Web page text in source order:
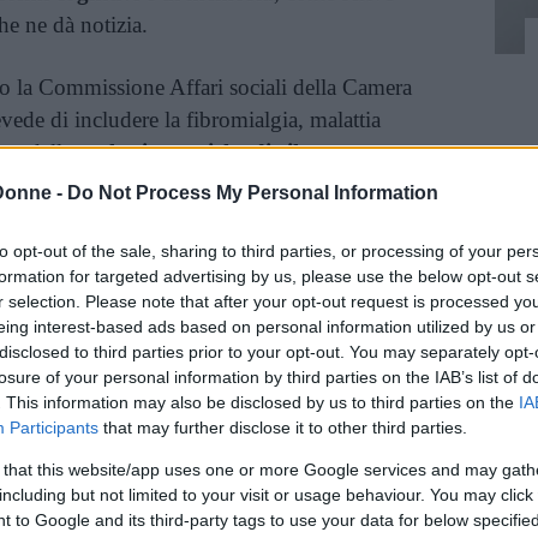
- Do Not Process My Personal Information
opt-out of the sale, sharing to third parties, or processing of your
for targeted advertising by us, please use the below opt-out
selection. Please note that after your opt-out request is processed
interest-based ads based on personal information utilized by us
to third parties prior to your opt-out. You may separately
of your personal information by third parties on the IAB’s list of
This information may also be disclosed by us to third parties on the
Participants that may further disclose it to other third parties.
that this website/app uses one or more Google services and may
but not limited to your visit or usage behaviour. You may
to Google and its third-party tags to use your data for below
ne dà notizia.
la Commissione Affari sociali della Camera
di includere la fibromialgia, malattia
dellemalattie croniche di rilevante
che dovrà rientrare, dunque, neiLea, ovvero i
reumatologo dell’Ospedale Sacco di Milano,
due milioni di italiani e al 90% sono
Sarzi Puttini:
diagnosticare perché concorrono sintomi
Non si può estirpare chirurgicamente e
un’efficiente attività lavorativa e di